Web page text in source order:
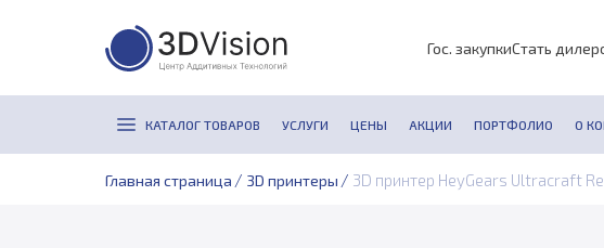
Гос. закупкиСтать
КАТАЛОГ ТОВАРОВ УСЛУГИ ЦЕНЫ АКЦИИ ПОРТФОЛИО О
Главная страница / 3D принтеры / 3D принтер HeyGears Ultracraft